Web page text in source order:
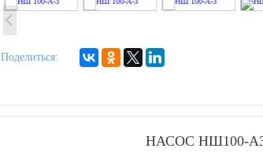
Поделиться:
НАСОС НШ100-